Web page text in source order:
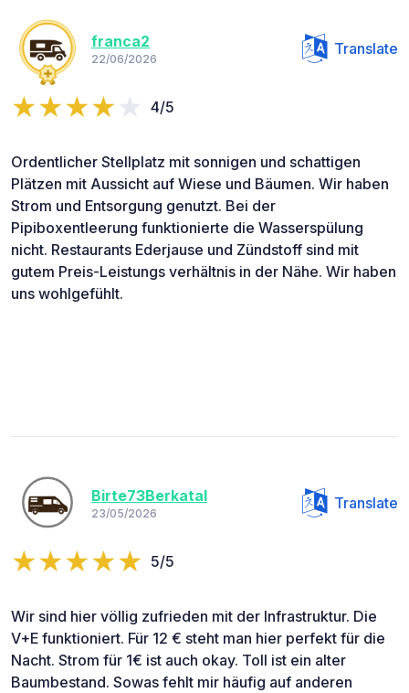
franca2
22/06/2026
Translate
4/5
Ordentlicher Stellplatz mit sonnigen und schattigen
Plätzen mit Aussicht auf Wiese und Bäumen. Wir haben
Strom und Entsorgung genutzt. Bei der
Pipiboxentleerung funktionierte die Wasserspülung
nicht. Restaurants Ederjause und Zündstoff sind mit
gutem Preis-Leistungs verhältnis in der Nähe. Wir haben
uns wohlgefühlt.
Birte73Berkatal
23/05/2026
Translate
5/5
Wir sind hier völlig zufrieden mit der Infrastruktur. Die
V+E funktioniert. Für 12 € steht man hier perfekt für die
Nacht. Strom für 1€ ist auch okay. Toll ist ein alter
Baumbestand. Sowas fehlt mir häufig auf anderen